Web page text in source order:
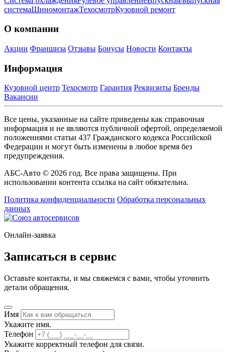
системаШиномонтажТехосмотрКузовной ремонт
О компании
Акции Франшиза Отзывы Бонусы Новости Контакты
Информация
Кузовной центр Техосмотр Гарантия Реквизиты Бренды
Вакансии
Все цены, указанные на сайте приведены как справочная
информация и не являются публичной офертой, определяемой
положениями статьи 437 Гражданского кодекса Российской
Федерации и могут быть изменены в любое время без
предупреждения.
АБС-Авто © 2026 год. Все права защищены. При
использовании контента ссылка на сайт обязательна.
Политика конфиденциальности Обработка персональных
данных
Онлайн-заявка
Записаться в сервис
Оставьте контакты, и мы свяжемся с вами, чтобы уточнить
детали обращения.
Имя
Укажите имя.
Телефон
Укажите корректный телефон для связи.